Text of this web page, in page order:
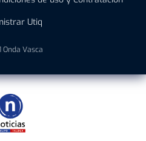
Utiq
Onda Vasca